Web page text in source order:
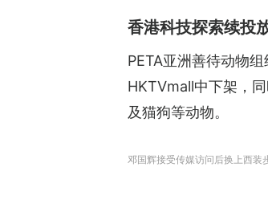
香港科技探索续投
PETA亚洲善待动物
HKTVmall中下架，
及猫狗等动物。
邓国辉接受传媒访问后换上西装